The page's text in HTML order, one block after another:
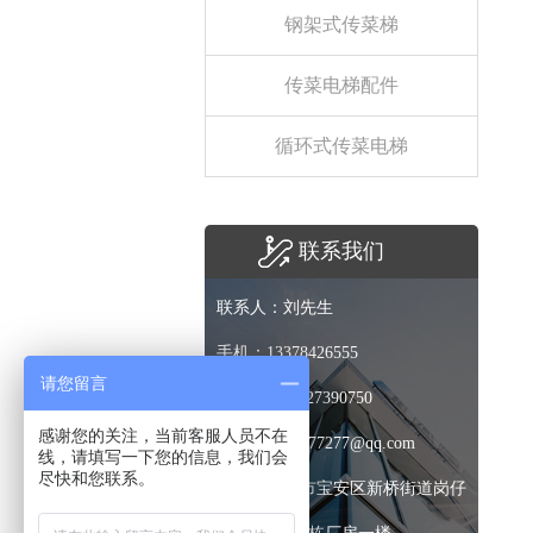
钢架式传菜梯
传菜电梯配件
循环式传菜电梯
联系我们
联系人：刘先生
手机：13378426555
电话：0755-27390750
邮箱：3530677277@qq.com
地址：深圳市宝安区新桥街道岗仔
请您留言
感谢您的关注，当前客服人员不在
线，请填写一下您的信息，我们会
尽快和您联系。